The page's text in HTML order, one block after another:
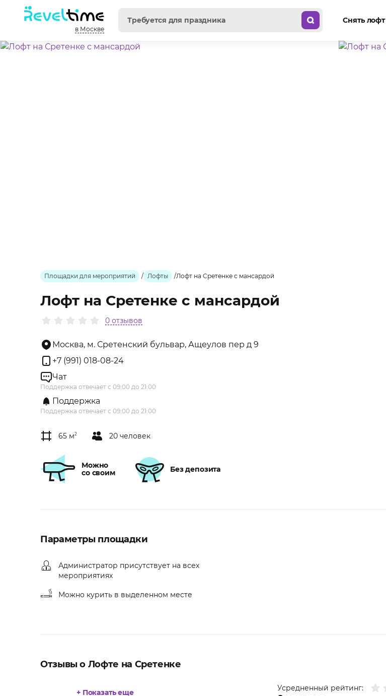
в Москве
Снять лофт
Площадки для мероприятий / Лофты /Лофт на Сретенке с мансардой
Лофт на Сретенке с мансардой
0 отзывов
Москва, м. Сретенский бульвар, Ащеулов пер д 9
+7 (991) 018-08-24
Чат
Поддержка отвечает с 09:00 до 21:00
Поддержка
Поддержка отвечает с 09:00 до 21:00
65 м2 20 человек
Можно
со своим
Без депозита
Параметры площадки
Администратор присутствует на всех
мероприятиях
Можно курить в выделенном месте
Отзывы о Лофте на Сретенке
Усредненный рейтинг:
+ Показать еще